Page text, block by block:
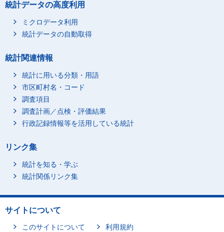
統計データの高度利用
ミクロデータ利用
統計データの自動取得
統計関連情報
統計に用いる分類・用語
市区町村名・コード
調査項目
調査計画／点検・評価結果
行政記録情報等を活用している統計
リンク集
統計を知る・学ぶ
統計関係リンク集
サイトについて
このサイトについて 利用規約